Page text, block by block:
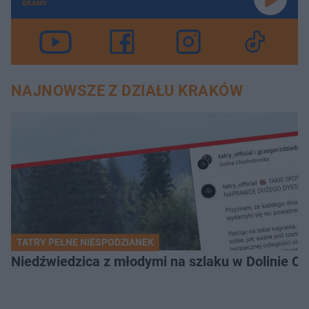
GRAMY
NAJNOWSZE Z DZIAŁU KRAKÓW
TATRY PEŁNE NIESPODZIANEK
Niedźwiedzica z młodymi na szlaku w Dolinie